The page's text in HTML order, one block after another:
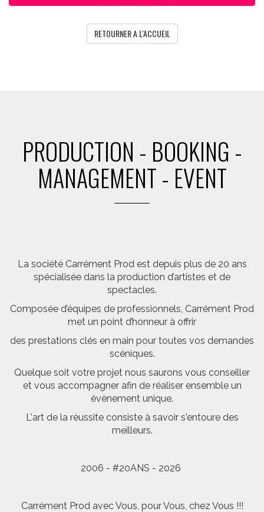
RETOURNER A L'ACCUEIL
PRODUCTION - BOOKING -
MANAGEMENT - EVENT
La société Carrément Prod est depuis plus de 20 ans
spécialisée dans la production d’artistes et de
spectacles.
Composée d’équipes de professionnels, Carrément Prod
met un point d’honneur à offrir
des prestations clés en main pour toutes vos demandes
scéniques.
Quelque soit votre projet nous saurons vous conseiller
et vous accompagner afin de réaliser ensemble un
évènement unique.
L'art de la réussite consiste à savoir s'entoure des
meilleurs.
2006 - #20ANS - 2026
Carrément Prod avec Vous, pour Vous, chez Vous !!!